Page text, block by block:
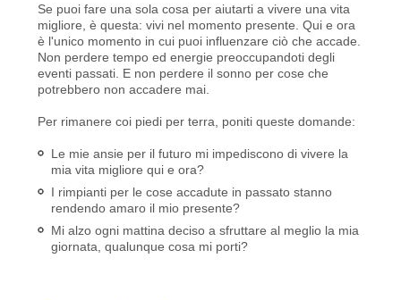
Se puoi fare una sola cosa per aiutarti a vivere una vita
migliore, è questa: vivi nel momento presente. Qui e ora
è l'unico momento in cui puoi influenzare ciò che accade.
Non perdere tempo ed energie preoccupandoti degli
eventi passati. E non perdere il sonno per cose che
potrebbero non accadere mai.
Per rimanere coi piedi per terra, poniti queste domande:
Le mie ansie per il futuro mi impediscono di vivere la
mia vita migliore qui e ora?
I rimpianti per le cose accadute in passato stanno
rendendo amaro il mio presente?
Mi alzo ogni mattina deciso a sfruttare al meglio la mia
giornata, qualunque cosa mi porti?